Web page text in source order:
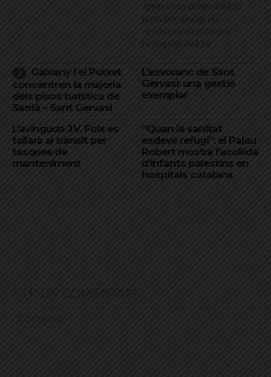
aprova una proposició de
Junts per ajudar els
comerços afectats per
l'esvoranc de l'L9
Galvany i el Putxet
concentren la majoria
dels pisos turístics de
Sarrià – Sant Gervasi
L’esvoranc de Sant
Gervasi: una gestió
exemplar
L’avinguda J.V. Foix es
tallarà al trànsit per
tasques de
manteniment
“Quan la sanitat
esdevé refugi”: el Palau
Robert mostra l’acollida
d’infants palestins en
hospitals catalans
FER UN COMENTARI